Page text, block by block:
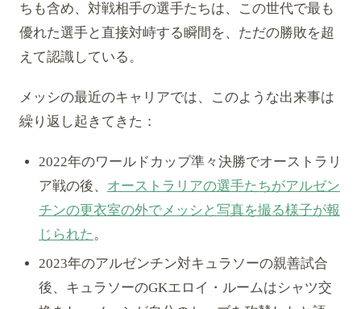
ちも含め、対戦相手の選手たちは、この世代で最も
優れた選手と直接対峙する瞬間を、ただの勝敗を超
えて認識している。
メッシの最近のキャリアでは、このような出来事は
繰り返し起きてきた：
2022年のワールドカップ準々決勝でオーストラリ
ア戦の後、 オーストラリアの選手たちがアルゼン
チンの更衣室の外でメッシと写真を撮る様子が報
じられた。
2023年のアルゼンチン対キュラソーの親善試合
後、キュラソーのGKエロイ・ルームはシャツ交